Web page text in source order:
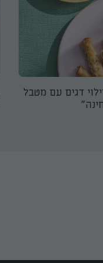
דגים עם מטבל